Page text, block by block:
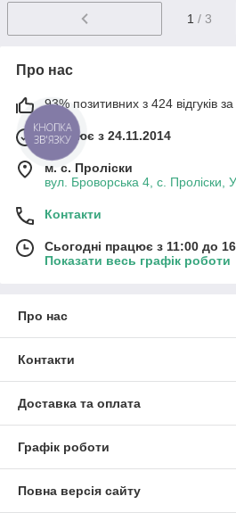
1 / 3
Про нас
93% позитивних з 424 відгуків за
Працює з 24.11.2014
м. с. Проліски
вул. Броворська 4, с. Проліски,
Контакти
Сьогодні працює з 11:00 до
Показати весь графік роботи
Про нас
Контакти
Доставка та оплата
Графік роботи
Повна версія сайту
КНОПКА
ЗВ'ЯЗКУ